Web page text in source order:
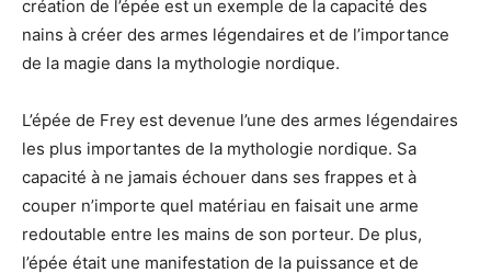
création de l’épée est un exemple de la capacité des
nains à créer des armes légendaires et de l’importance
de la magie dans la mythologie nordique.
L’épée de Frey est devenue l’une des armes légendaires
les plus importantes de la mythologie nordique. Sa
capacité à ne jamais échouer dans ses frappes et à
couper n’importe quel matériau en faisait une arme
redoutable entre les mains de son porteur. De plus,
l’épée était une manifestation de la puissance et de